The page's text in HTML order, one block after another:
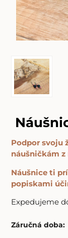
Podpor svoju
náušničkám z
Náušnice ti
popiskami
Expedujeme
Záručná doba: